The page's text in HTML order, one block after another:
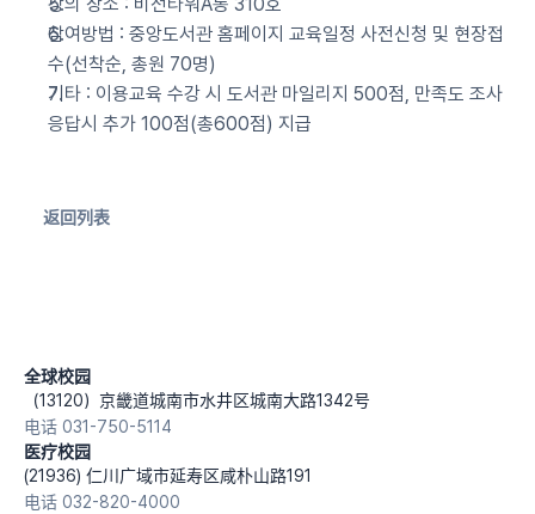
참여방법 : 중앙도서관 홈페이지 교육일정 사전신청 및 현장접
수(선착순, 총원 70명)
기타 : 이용교육 수강 시 도서관 마일리지 500점, 만족도 조사
응답시 추가 100점(총600점) 지급
返回列表
全球校园
（13120）京畿道城南市水井区城南大路1342号
电话 031-750-5114
医疗校园
(21936) 仁川广域市延寿区咸朴山路191
电话 032-820-4000